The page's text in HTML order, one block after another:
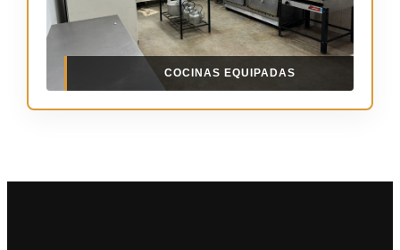
COCINAS EQUIPADAS